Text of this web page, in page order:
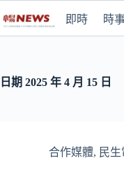
即時 時
日期 2025 年 4 月 15 日
合作媒體, 民